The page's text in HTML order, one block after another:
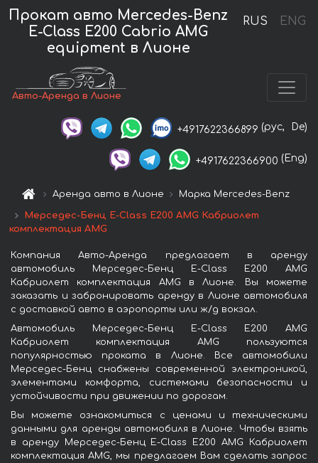
RUS ENG
Прокат авто Mercedes-Benz
E-Class E200 Cabrio AMG
equipment в Лионе
Авто-Аренда в Лионе
+4917622366899 (рус, De)
+4917622366900 (Eng)
Аренда авто в Лионе Марка Mercedes-Benz
Мерседес-Бенц E-Class E200 AMG Кабриолет
комплектация AMG
Компания Авто-Аренда предлагает в аренду
автомобиль Мерседес-Бенц E-Class E200 AMG
Кабриолет комплектация AMG в Лионе. Вы можете
заказать и забронировать аренду в Лионе автомобиля
с доставкой авто в аэропорты или ж/д вокзал.
Автомобиль Мерседес-Бенц E-Class E200 AMG
Кабриолет комплектация AMG пользуются
популярностью проката в Лионе. Все автомобили
Мерседес-Бенц снабжены современной электроникой,
элементами комфорта, системами безопасности и
устойчивости при движении по дорогам.
Вы можете ознакомиться с ценами и техническими
данными для аренды автомобиля в Лионе. Чтобы взять
в аренду Мерседес-Бенц E-Class E200 AMG Кабриолет
комплектация AMG, мы предлагаем Вам сделать запрос